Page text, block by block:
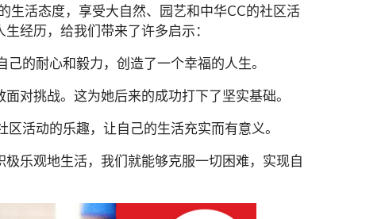
生活态度，享受大自然、园艺和中华CC的社区活
经历，给我们带来了许多启示：
的耐心和毅力，创造了一个幸福的人生。
对挑战。这为她后来的成功打下了坚实基础。
活动的乐趣，让自己的生活充实而有意义。
乐观地生活，我们就能够克服一切困难，实现自